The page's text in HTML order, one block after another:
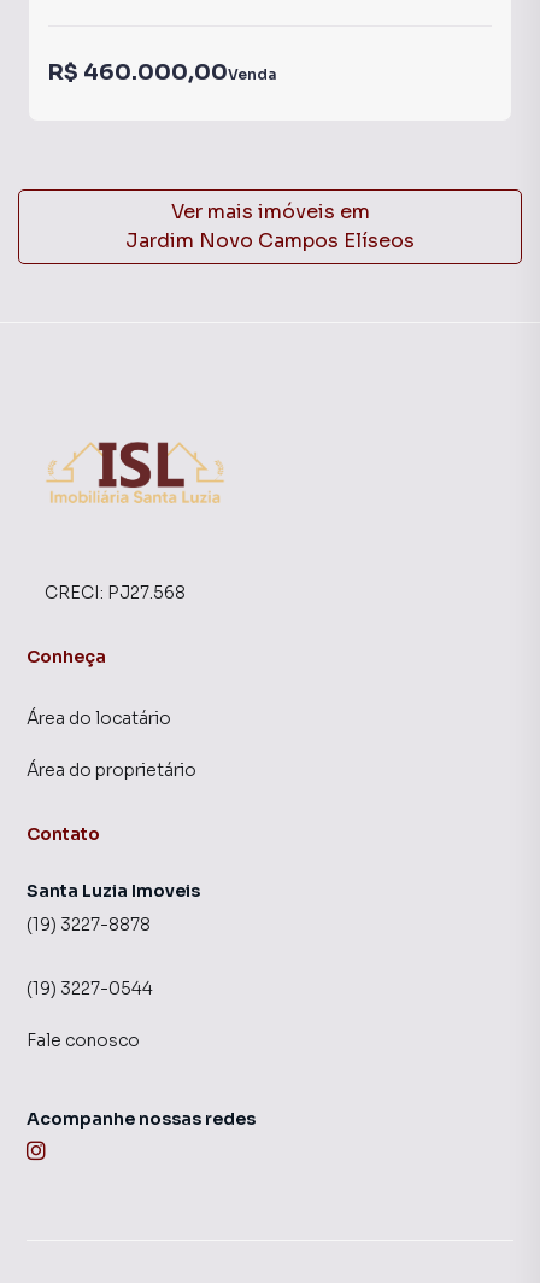
R$ 460.000,00Venda
Ver mais imóveis em
Jardim Novo Campos Elíseos
CRECI: PJ27.568
Conheça
Área do locatário
Área do proprietário
Contato
Santa Luzia Imoveis
(19) 3227-8878
(19) 3227-0544
Fale conosco
Acompanhe nossas redes